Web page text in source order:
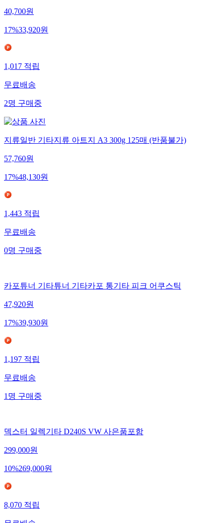
40,700원
17%33,920원
1,017적립
무료배송
2명구매중
지류일반 기타지류 아트지 A3 300g 125매 (반품불가)
57,760원
17%48,130원
1,443적립
무료배송
0명구매중
카포튜너 기타튜너 기타카포 통기타 피크 어쿠스틱
47,920원
17%39,930원
1,197적립
무료배송
1명구매중
덱스터 일렉기타 D240S VW 사은품포함
299,000원
10%269,000원
8,070적립